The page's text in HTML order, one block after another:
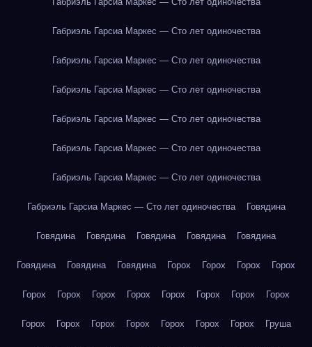
Габриэль Гарсиа Маркес — Сто лет одиночества
Габриэль Гарсиа Маркес — Сто лет одиночества
Габриэль Гарсиа Маркес — Сто лет одиночества
Габриэль Гарсиа Маркес — Сто лет одиночества
Габриэль Гарсиа Маркес — Сто лет одиночества
Габриэль Гарсиа Маркес — Сто лет одиночества
Габриэль Гарсиа Маркес — Сто лет одиночества Говядина
Говядина Говядина Говядина Говядина Говядина
Говядина Говядина Говядина Горох Горох Горох Горох
Горох Горох Горох Горох Горох Горох Горох Горох
Горох Горох Горох Горох Горох Горох Горох Груша